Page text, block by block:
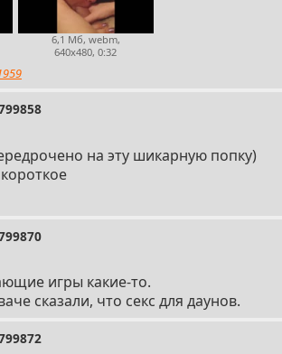
6,1 Мб, webm,
640x480, 0:32
на эту шикарную попку)
игры какие-то.
сказали, что секс для даунов.